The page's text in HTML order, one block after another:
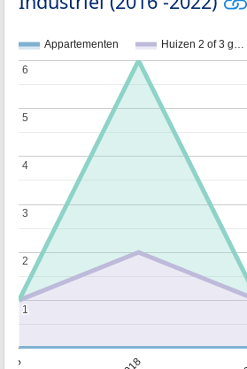
Appartementen Huizen 2 of 3 g…
11
2
2
3
3
4
4
5
5
6
6